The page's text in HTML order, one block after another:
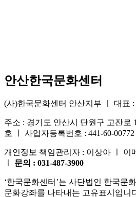
안산한국문화센터
(사)한국문화센터 안산지부 ㅣ 대표
주소 : 경기도 안산시 단원구 고잔로
호 ㅣ 사업자등록번호 : 441-60-00772
개인정보 책임관리자 : 이상아 ㅣ 이
문의 : 031-487-3900
‘한국문화센터’는 사단법인 한국문
문화강좌를 나타내는 고유표시입니